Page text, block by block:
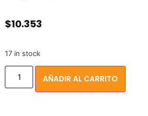
$10.353
17 in stock
AÑADIR AL CARRITO